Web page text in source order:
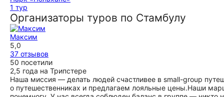
1 тур
Организаторы туров по Стамбулу
Максим
5,0
37 отзывов
50 посетили
2,5 года на Трипстере
Наша миссия — делать людей счастливее в small-group
о путешественниках и предлагаем лояльные цены.Наши